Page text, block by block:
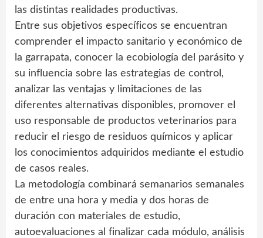
las distintas realidades productivas.
Entre sus objetivos específicos se encuentran
comprender el impacto sanitario y económico de
la garrapata, conocer la ecobiología del parásito y
su influencia sobre las estrategias de control,
analizar las ventajas y limitaciones de las
diferentes alternativas disponibles, promover el
uso responsable de productos veterinarios para
reducir el riesgo de residuos químicos y aplicar
los conocimientos adquiridos mediante el estudio
de casos reales.
La metodología combinará semanarios semanales
de entre una hora y media y dos horas de
duración con materiales de estudio,
autoevaluaciones al finalizar cada módulo, análisis